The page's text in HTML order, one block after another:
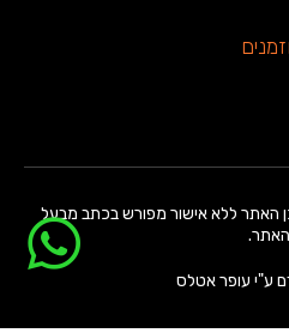
האתר ללא אישור מפורש בכתב מבעל
האתר.
ע"י עופר אטלס